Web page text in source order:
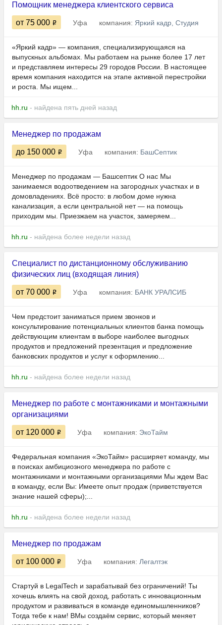
Помощник менеджера клиентского сервиса
от 75 000 Уфа компания: Яркий кадр, Студия
«Яркий кадр» — компания, специализирующаяся на
выпускных альбомах. Мы работаем на рынке более 17 лет
и представляем интересы 29 городов России. В настоящее
время компания находится на этапе активной перестройки
и роста. Мы ищем...
hh.ru - найдена пять дней назад
Менеджер по продажам
до 150 000 Уфа компания: БашСептик
Менеджер по продажам — Башсептик О нас Мы
занимаемся водоотведением на загородных участках и в
домовладениях. Всё просто: в любом доме нужна
канализация, а если центральной нет — на помощь
приходим мы. Приезжаем на участок, замеряем...
hh.ru - найдена более недели назад
Специалист по дистанционному обслуживанию
физических лиц (входящая линия)
от 70 000 Уфа компания: БАНК УРАЛСИБ
Чем предстоит заниматься прием звонков и
консультирование потенциальных клиентов банка помощь
действующим клиентам в выборе наиболее выгодных
продуктов и предложений презентация и предложение
банковских продуктов и услуг к оформлению...
hh.ru - найдена более недели назад
Менеджер по работе с монтажниками и монтажными
организациями
от 120 000 Уфа компания: ЭкоТайм
Федеральная компания «ЭкоТайм» расширяет команду, мы
в поисках амбициозного ​​​​менеджера по работе с
монтажниками и монтажными организациями Мы ждем Вас
в команду, если Вы: Имеете опыт продаж (приветствуется
знание нашей сферы);...
hh.ru - найдена более недели назад
Менеджер по продажам
от 100 000 Уфа компания: Легалтэк
Стартуй в LegalTech и зарабатывай без ограничений! Ты
хочешь влиять на свой доход, работать с инновационным
продуктом и развиваться в команде единомышленников?
Тогда тебе к нам! ВМы создаём сервис, который меняет